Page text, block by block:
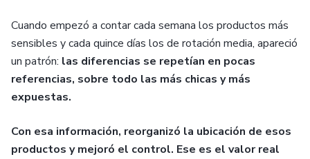
Cuando empezó a contar cada semana los productos más
sensibles y cada quince días los de rotación media, apareció
un patrón: las diferencias se repetían en pocas
referencias, sobre todo las más chicas y más
expuestas.
Con esa información, reorganizó la ubicación de esos
productos y mejoró el control. Ese es el valor real